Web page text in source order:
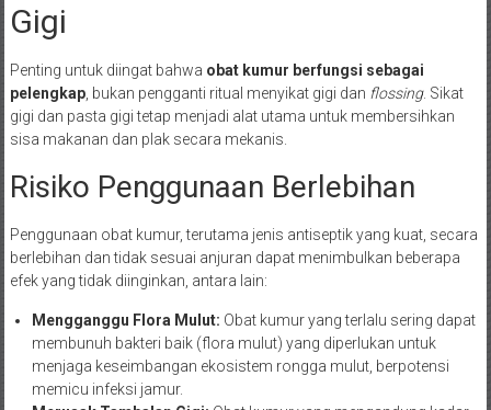
Gigi
Penting untuk diingat bahwa obat kumur berfungsi sebagai
pelengkap, bukan pengganti ritual menyikat gigi dan flossing. Sikat
gigi dan pasta gigi tetap menjadi alat utama untuk membersihkan
sisa makanan dan plak secara mekanis.
Risiko Penggunaan Berlebihan
Penggunaan obat kumur, terutama jenis antiseptik yang kuat, secara
berlebihan dan tidak sesuai anjuran dapat menimbulkan beberapa
efek yang tidak diinginkan, antara lain:
Mengganggu Flora Mulut: Obat kumur yang terlalu sering dapat
membunuh bakteri baik (flora mulut) yang diperlukan untuk
menjaga keseimbangan ekosistem rongga mulut, berpotensi
memicu infeksi jamur.